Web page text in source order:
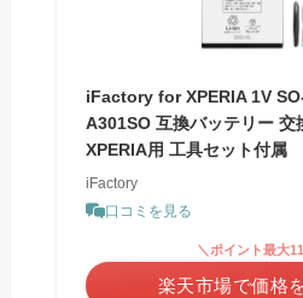
iFactory for XPERIA 1V
A301SO 互換バッテリー 交
XPERIA用 工具セット付属
iFactory
口コミを見る
＼ポイント最大
楽天市場で価格